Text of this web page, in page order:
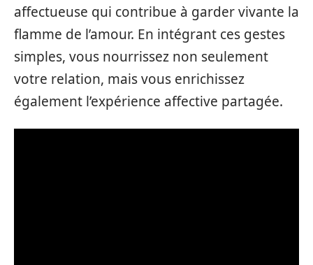
affectueuse qui contribue à garder vivante la
flamme de l’amour. En intégrant ces gestes
simples, vous nourrissez non seulement
votre relation, mais vous enrichissez
également l’expérience affective partagée.